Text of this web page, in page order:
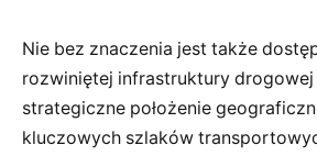
Nie bez znaczenia jest także
rozwiniętej infrastruktury drogowej
strategiczne położenie
kluczowych szlaków